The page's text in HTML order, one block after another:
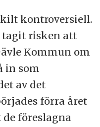
kontroversiell.
risken att
Kommun om
in som
av det
förra året
föreslagna